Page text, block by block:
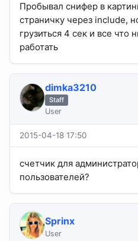
Пробывал снифер в
страничку через include,
грузиться 4 сек и все что
работать
dimka3210
Staff
User
2015-04-18 17:50
счетчик для
пользователей?
Sprinx
User